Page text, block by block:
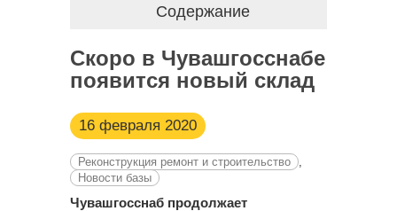
Содержание
Скоро в Чувашгосснабе
появится новый склад
16 февраля 2020
Реконструкция ремонт и строительство
,
Новости базы
Чувашгосснаб продолжает